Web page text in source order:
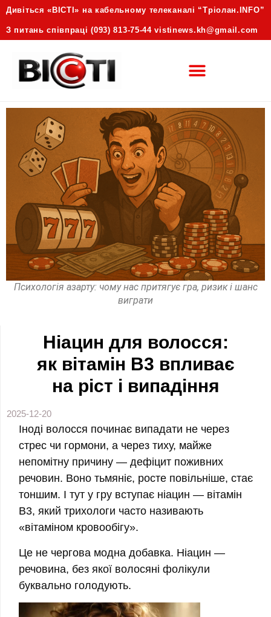
Дивіться «ВІСТІ» на кабельному телеканалі “Трiолан.INFO”
З питань співпраці (093) 813-75-44 vistinews.kh@gmail.com
Психологія азарту: чому нас притягує гра, ризик і шанс
виграти
Ніацин для волосся:
як вітамін B3 впливає
на ріст і випадіння
2025-12-20
Іноді волосся починає випадати не через
стрес чи гормони, а через тиху, майже
непомітну причину — дефіцит поживних
речовин. Воно тьмяніє, росте повільніше, стає
тоншим. І тут у гру вступає ніацин — вітамін
B3, який трихологи часто називають
«вітаміном кровообігу».
Це не чергова модна добавка. Ніацин —
речовина, без якої волосяні фолікули
буквально голодують.